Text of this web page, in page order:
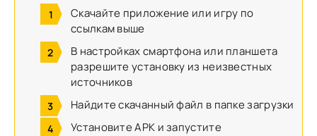
Скачайте приложение или игру по
ссылкам выше
В настройках смартфона или планшета
разрешите установку из неизвестных
источников
Найдите скачанный файл в папке загрузки
Установите APK и запустите